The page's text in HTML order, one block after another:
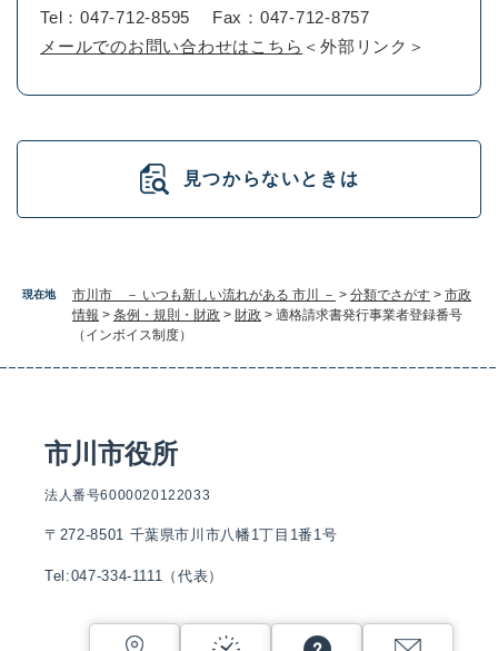
現在地 市川市 － いつも新しい流れがある 市川 － > 分類でさがす > 市政
情報 > 条例・規則・財政 > 財政 > 適格請求書発行事業者登録番号
（インボイス制度）
Tel：047-712-8595
Fax：047-712-8757
メールでのお問い合わせはこちら ＜外部リンク＞
見つからないときは
市川市役所
法人番号6000020122033
〒272-8501 千葉県市川市八幡1丁目1番1号
Tel:047-334-1111（代表）